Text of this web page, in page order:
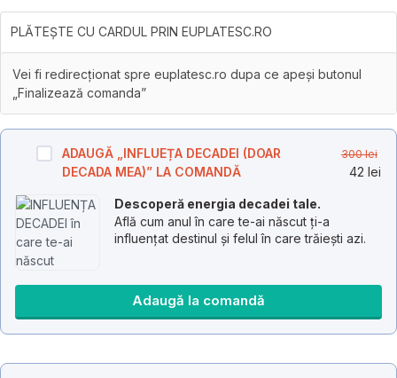
PLĂTEȘTE CU CARDUL PRIN EUPLATESC.RO
Vei fi redirecționat spre euplatesc.ro dupa ce apeși butonul
„Finalizează comanda”
ADAUGĂ „INFLUEȚA DECADEI (DOAR
DECADA MEA)” LA COMANDĂ
300lei
42 lei
Descoperă energia decadei tale.
Află cum anul în care te-ai născut ți-a
influențat destinul și felul în care trăiești azi.
Adaugă la comandă